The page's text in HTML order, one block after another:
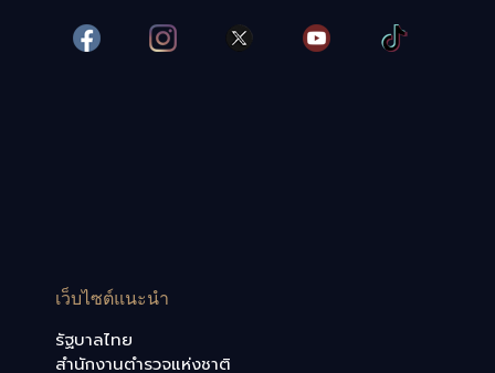
เว็บไซต์แนะนำ
รัฐบาลไทย
สำนักงานตำรวจแห่งชาติ